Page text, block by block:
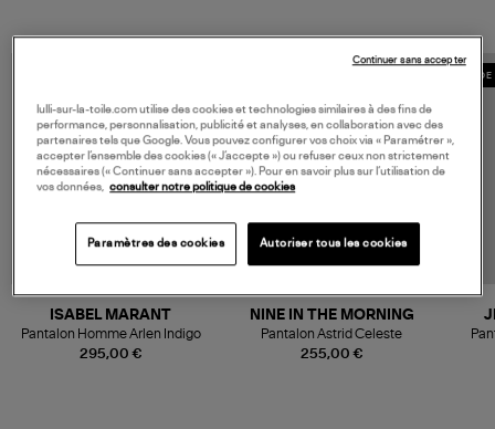
295,00 €
ISABEL MARANT
Pantalon Homme Arlen Indigo
255,00 €
NINE IN THE MORNING
Pantalon Astrid Celeste
lulli-sur-la-toile.com utilise des cookies et technologies similaires à des fins de
performance, personnalisation, publicité et analyses, en collaboration avec des
partenaires tels que Google. Vous pouvez configurer vos choix via « Paramétrer »,
accepter l’ensemble des cookies (« J’accepte ») ou refuser ceux non strictement
nécessaires (« Continuer sans accepter »). Pour en savoir plus sur l’utilisation de
vos données, consulter notre politique de cookies
Paramètres des cookies Autoriser tous les cookies
Continuer sans accepter